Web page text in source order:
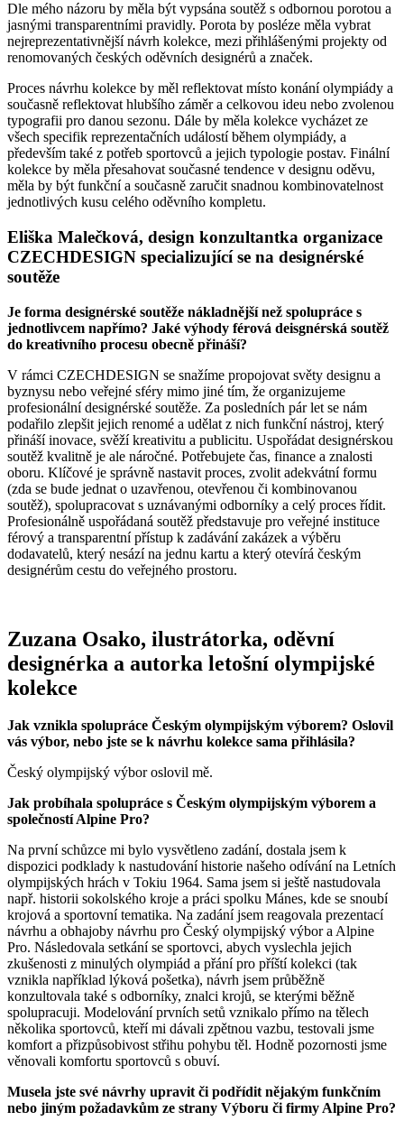
Dle mého názoru by měla být vypsána soutěž s odbornou porotou a
jasnými transparentními pravidly. Porota by posléze měla vybrat
nejreprezentativnější návrh kolekce, mezi přihlášenými projekty od
renomovaných českých oděvních designérů a značek.
Proces návrhu kolekce by měl reflektovat místo konání olympiády a
současně reflektovat hlubšího záměr a celkovou ideu nebo zvolenou
typografii pro danou sezonu. Dále by měla kolekce vycházet ze
všech specifik reprezentačních událostí během olympiády, a
především také z potřeb sportovců a jejich typologie postav. Finální
kolekce by měla přesahovat současné tendence v designu oděvu,
měla by být funkční a současně zaručit snadnou kombinovatelnost
jednotlivých kusu celého oděvního kompletu.
Eliška Malečková, design konzultantka organizace
CZECHDESIGN specializující se na designérské
soutěže
Je forma designérské soutěže nákladnější než spolupráce s
jednotlivcem napřímo? Jaké výhody férová deisgnérská soutěž
do kreativního procesu obecně přináší?
V rámci CZECHDESIGN se snažíme propojovat světy designu a
byznysu nebo veřejné sféry mimo jiné tím, že organizujeme
profesionální designérské soutěže. Za posledních pár let se nám
podařilo zlepšit jejich renomé a udělat z nich funkční nástroj, který
přináší inovace, svěží kreativitu a publicitu. Uspořádat designérskou
soutěž kvalitně je ale náročné. Potřebujete čas, finance a znalosti
oboru. Klíčové je správně nastavit proces, zvolit adekvátní formu
(zda se bude jednat o uzavřenou, otevřenou či kombinovanou
soutěž), spolupracovat s uznávanými odborníky a celý proces řídit.
Profesionálně uspořádaná soutěž představuje pro veřejné instituce
férový a transparentní přístup k zadávání zakázek a výběru
dodavatelů, který nesází na jednu kartu a který otevírá českým
designérům cestu do veřejného prostoru.
Zuzana Osako, ilustrátorka, oděvní
designérka a autorka letošní olympijské
kolekce
Jak vznikla spolupráce Českým olympijským výborem? Oslovil
vás výbor, nebo jste se k návrhu kolekce sama přihlásila?
Český olympijský výbor oslovil mě.
Jak probíhala spolupráce s Českým olympijským výborem a
společností Alpine Pro?
Na první schůzce mi bylo vysvětleno zadání, dostala jsem k
dispozici podklady k nastudování historie našeho odívání na Letních
olympijských hrách v Tokiu 1964. Sama jsem si ještě nastudovala
např. historii sokolského kroje a práci spolku Mánes, kde se snoubí
krojová a sportovní tematika. Na zadání jsem reagovala prezentací
návrhu a obhajoby návrhu pro Český olympijský výbor a Alpine
Pro. Následovala setkání se sportovci, abych vyslechla jejich
zkušenosti z minulých olympiád a přání pro příští kolekci (tak
vznikla například lýková pošetka), návrh jsem průběžně
konzultovala také s odborníky, znalci krojů, se kterými běžně
spolupracuji. Modelování prvních setů vznikalo přímo na tělech
několika sportovců, kteří mi dávali zpětnou vazbu, testovali jsme
komfort a přizpůsobivost střihu pohybu těl. Hodně pozornosti jsme
věnovali komfortu sportovců s obuví.
Musela jste své návrhy upravit či podřídit nějakým funkčním
nebo jiným požadavkům ze strany Výboru či firmy Alpine Pro?